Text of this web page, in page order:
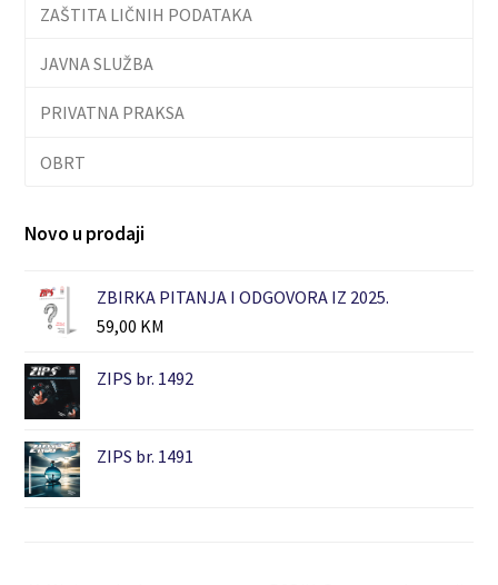
ZAŠTITA LIČNIH PODATAKA
JAVNA SLUŽBA
PRIVATNA PRAKSA
OBRT
Novo u prodaji
ZBIRKA PITANJA I ODGOVORA IZ 2025.
59,00 KM
ZIPS br. 1492
ZIPS br. 1491